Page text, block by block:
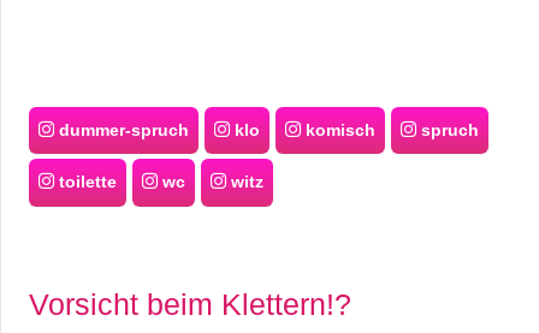
dummer-spruch klo komisch spruch
toilette wc witz
Vorsicht beim Klettern!?